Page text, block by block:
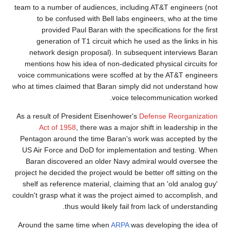
team to a number of audiences, including AT&T engineers (not
to be confused with Bell labs engineers, who at the time
provided Paul Baran with the specifications for the first
generation of T1 circuit which he used as the links in his
network design proposal). In subsequent interviews Baran
mentions how his idea of non-dedicated physical circuits for
voice communications were scoffed at by the AT&T engineers
who at times claimed that Baran simply did not understand how
voice telecommunication worked.
As a result of President Eisenhower's Defense Reorganization
Act of 1958 , there was a major shift in leadership in the
Pentagon around the time Baran's work was accepted by the
US Air Force and DoD for implementation and testing. When
Baran discovered an older Navy admiral would oversee the
project he decided the project would be better off sitting on the
shelf as reference material, claiming that an 'old analog guy'
couldn't grasp what it was the project aimed to accomplish, and
thus would likely fail from lack of understanding.
Around the same time when ARPAwas developing the idea of